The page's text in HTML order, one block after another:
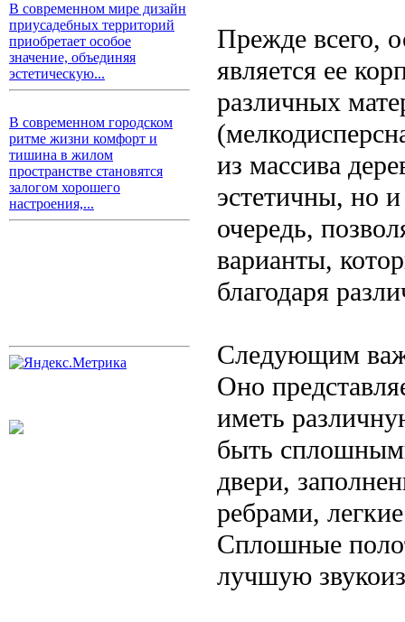
В современном мире дизайн
приусадебных территорий
приобретает особое
значение, объединяя
эстетическую...
В современном городском
ритме жизни комфорт и
тишина в жилом
пространстве становятся
залогом хорошего
настроения,...
Прежде всего,
является ее
различных
из массива
эстетичны, но
очередь,
варианты,
благодаря
Следующим
Оно
иметь
быть
двери,
ребрами,
Сплошные
лучшую